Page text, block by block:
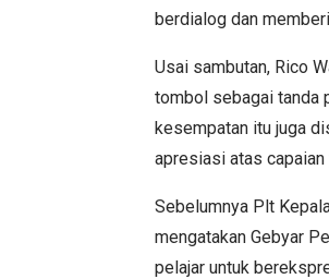
berdialog dan
Usai sambutan, Rico
tombol sebagai tanda
kesempatan itu juga
apresiasi atas capaian
Sebelumnya Plt
mengatakan Gebyar
pelajar untuk